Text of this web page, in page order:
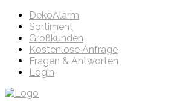
DekoAlarm
Sortiment
Großkunden
Kostenlose Anfrage
Fragen & Antworten
Login